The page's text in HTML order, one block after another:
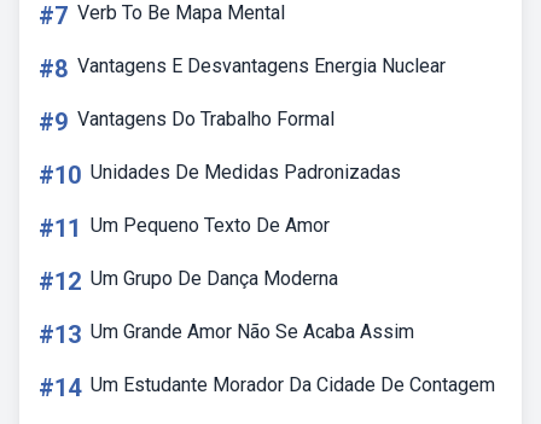
#7 Verb To Be Mapa Mental
#8 Vantagens E Desvantagens Energia Nuclear
#9 Vantagens Do Trabalho Formal
#10 Unidades De Medidas Padronizadas
#11 Um Pequeno Texto De Amor
#12 Um Grupo De Dança Moderna
#13 Um Grande Amor Não Se Acaba Assim
#14 Um Estudante Morador Da Cidade De Contagem